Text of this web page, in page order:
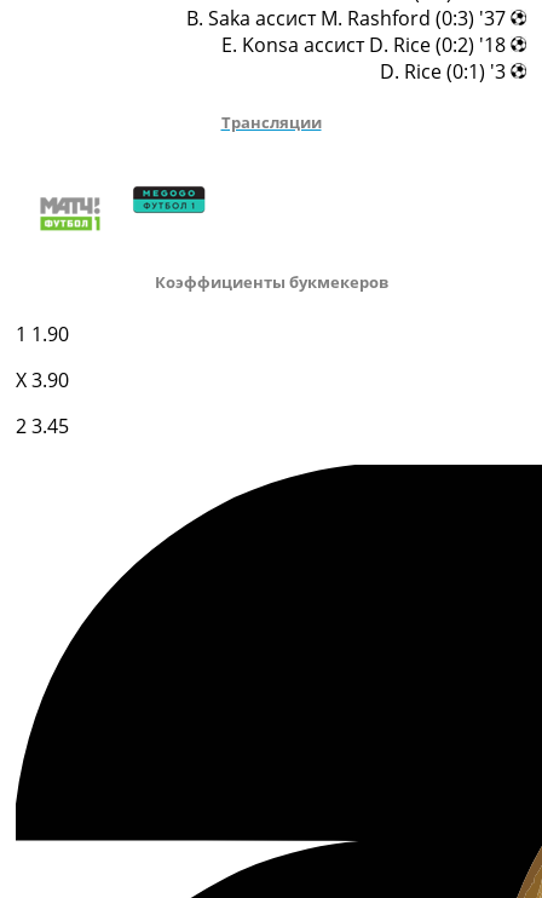
Трансляции
Коэффициенты букмекеров
1 1.90
X3.90
23.45